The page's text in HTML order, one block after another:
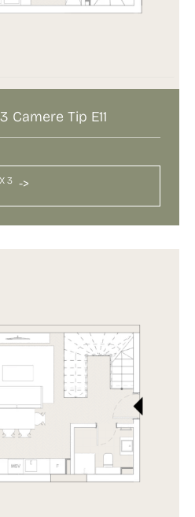
Camere Tip E11
3 ->